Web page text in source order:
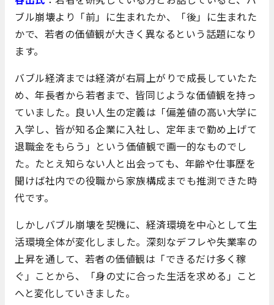
ブル崩壊より「前」に生まれたか、「後」に生まれた
かで、若者の価値観が大きく異なるという話題になり
ます。
バブル経済までは経済が右肩上がりで成長していたた
め、年長者から若者まで、皆同じような価値観を持っ
ていました。良い人生の定義は「偏差値の高い大学に
入学し、皆が知る企業に入社し、定年まで勤め上げて
退職金をもらう」という価値観で画一的なものでし
た。たとえ知らない人と出会っても、年齢や仕事歴を
聞けば社内での役職から家族構成までも推測できた時
代です。
しかしバブル崩壊を契機に、経済環境を中心として生
活環境全体が変化しました。深刻なデフレや失業率の
上昇を通して、若者の価値観は「できるだけ多く稼
ぐ」ことから、「身の丈に合った生活を求める」こと
へと変化していきました。